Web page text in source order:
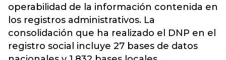
operabilidad de la información contenida en
los registros administrativos. La
consolidación que ha realizado el DNP en el
registro social incluye 27 bases de datos